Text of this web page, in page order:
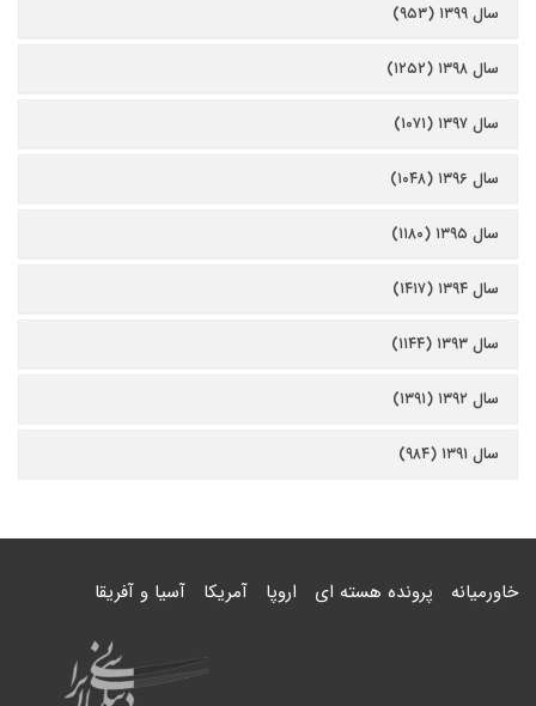
سال ۱۳۹۹ (۹۵۳)
سال ۱۳۹۸ (۱۲۵۲)
سال ۱۳۹۷ (۱۰۷۱)
سال ۱۳۹۶ (۱۰۴۸)
سال ۱۳۹۵ (۱۱۸۰)
سال ۱۳۹۴ (۱۴۱۷)
سال ۱۳۹۳ (۱۱۴۴)
سال ۱۳۹۲ (۱۳۹۱)
سال ۱۳۹۱ (۹۸۴)
خاورمیانه پرونده هسته ای اروپا آمریکا آسیا و آفریقا